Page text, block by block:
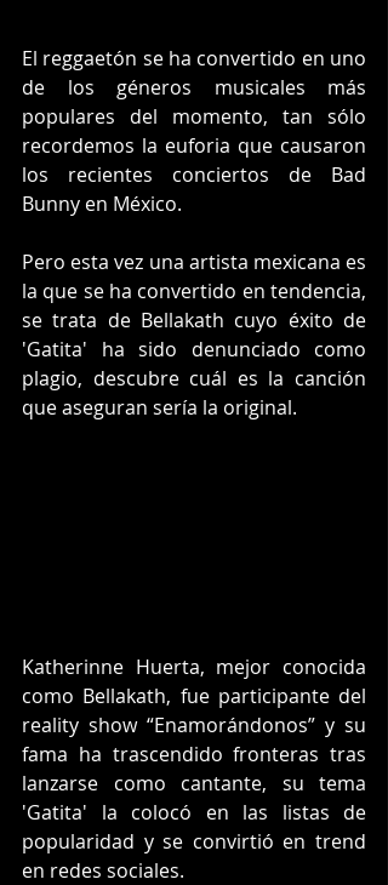
El reggaetón se ha convertido en uno
de los géneros musicales más
populares del momento, tan sólo
recordemos la euforia que causaron
los recientes conciertos de Bad
Bunny en México.
Pero esta vez una artista mexicana es
la que se ha convertido en tendencia,
se trata de Bellakath cuyo éxito de
'Gatita' ha sido denunciado como
plagio, descubre cuál es la canción
que aseguran sería la original.
Katherinne Huerta, mejor conocida
como Bellakath, fue participante del
reality show “Enamorándonos” y su
fama ha trascendido fronteras tras
lanzarse como cantante, su tema
'Gatita' la colocó en las listas de
popularidad y se convirtió en trend
en redes sociales.